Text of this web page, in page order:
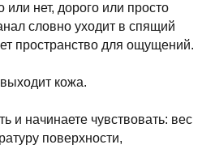
или нет, дорого или просто
словно уходит в спящий
пространство для ощущений.
кожа.
и начинаете чувствовать: вес
поверхности,